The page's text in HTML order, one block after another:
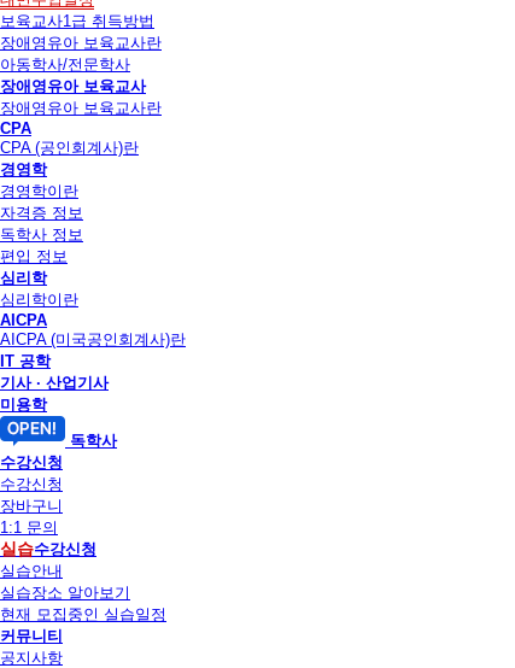
보육교사1급 취득방법
장애영유아 보육교사란
아동학사/전문학사
장애영유아 보육교사
장애영유아 보육교사란
CPA
CPA (공인회계사)란
경영학
경영학이란
자격증 정보
독학사 정보
편입 정보
심리학
심리학이란
AICPA
AICPA (미국공인회계사)란
IT 공학
기사 · 산업기사
미용학
독학사
수강신청
수강신청
장바구니
1:1 문의
실습수강신청
실습안내
실습장소 알아보기
현재 모집중인 실습일정
커뮤니티
공지사항